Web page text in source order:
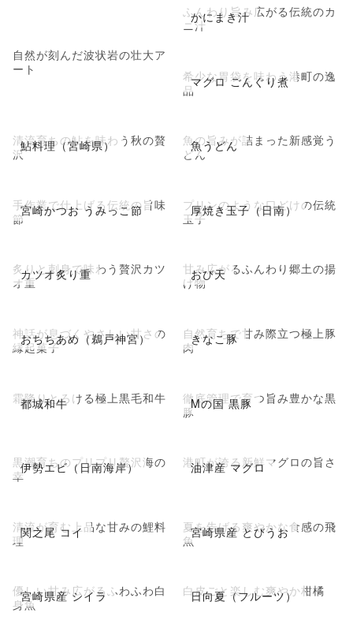
自然が刻んだ波状岩の壮大ア
ート
かにまき汁
ふんわり旨み広がる伝統のカ
ニ汁
マグロ ごんぐり煮
希少な胃袋を味わう港町の逸
品
鮎料理（宮崎県）
清流育ちの鮎を味わう秋の贅
沢
魚うどん
魚の旨みが詰まった新感覚う
どん
宮崎かつお うみっこ節
手作業で仕上げる伝統の旨味
節
厚焼き玉子（日南）
プリンのような口どけの伝統
玉子
カツオ炙り重
炙りと刺身で味わう贅沢カツ
オ重
おび天
甘み広がるふんわり郷土の揚
げ物
おちちあめ（鵜戸神宮）
神話が息づくやさしい甘さの
縁起菓子
きなこ豚
自然育ちで甘み際立つ極上豚
肉
都城和牛
霜降りとろける極上黒毛和牛 Mの国 黒豚
徹底管理で育つ旨み豊かな黒
豚
伊勢エビ（日南海岸）
黒潮育ちのプリプリ贅沢海の
幸
油津産 マグロ
港町が誇る新鮮マグロの旨さ
関之尾 コイ
清流が育む上品な甘みの鯉料
理
宮崎県産 とびうお
夏を告げる爽やかな食感の飛
魚
宮崎県産 シイラ
優しい甘み広がるふわふわ白
身魚
日向夏（フルーツ）
白皮ごと楽しむ爽やか柑橘